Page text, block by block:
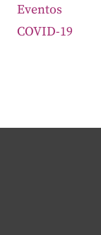
Eventos
COVID-19